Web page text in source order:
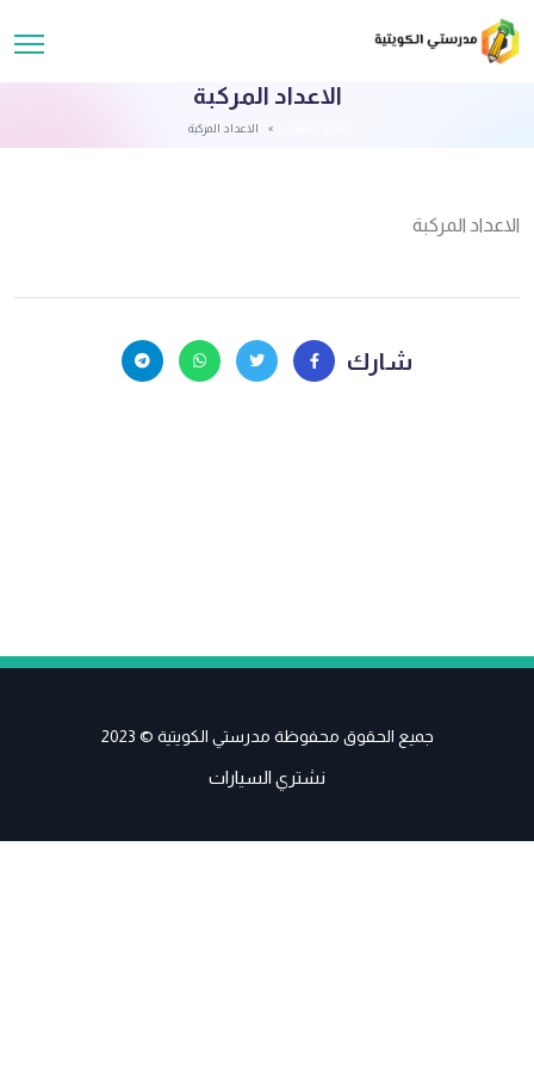
الاعداد المركبة
الاعداد المركبة
الاعداد المركبة
شارك
جميع الحقوق محفوظة مدرستي الكويتية © 2023
نشتري السيارات